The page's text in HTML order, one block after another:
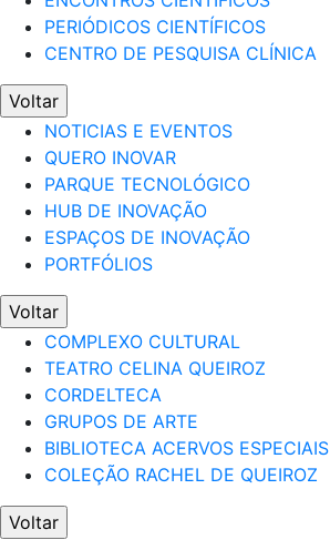
PERIÓDICOS CIENTÍFICOS
CENTRO DE PESQUISA CLÍNICA
Voltar
NOTICIAS E EVENTOS
QUERO INOVAR
PARQUE TECNOLÓGICO
HUB DE INOVAÇÃO
ESPAÇOS DE INOVAÇÃO
PORTFÓLIOS
Voltar
COMPLEXO CULTURAL
TEATRO CELINA QUEIROZ
CORDELTECA
GRUPOS DE ARTE
BIBLIOTECA ACERVOS ESPECIAIS
COLEÇÃO RACHEL DE QUEIROZ
Voltar